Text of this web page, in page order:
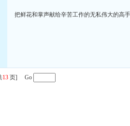
把鲜花和掌声献给辛苦工作的无私伟大的高
13 页] Go